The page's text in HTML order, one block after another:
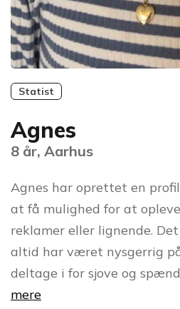
Statist
Agnes
8 år, Aarhus
Agnes har oprettet en
at få mulighed for at
reklamer eller lignende.
altid har været nysgerrig
deltage i for sjove og
mere